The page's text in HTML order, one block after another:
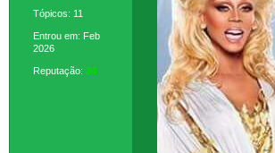
Tópicos: 11
Entrou em: Feb
2026
Reputação: 24